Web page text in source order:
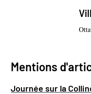
Mentions
Journée sur la